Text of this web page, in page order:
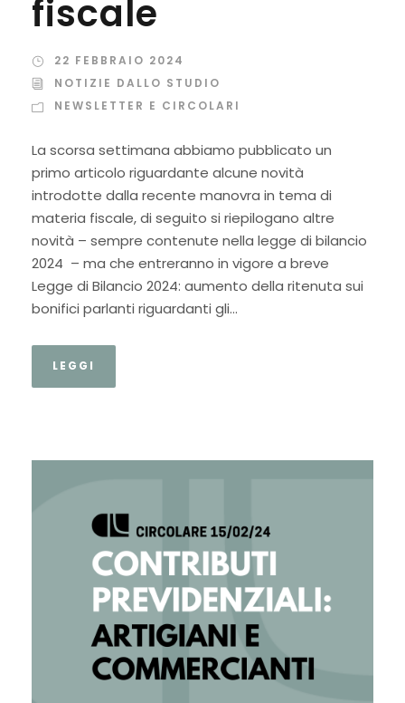
fiscale
22 FEBBRAIO 2024
NOTIZIE DALLO STUDIO
NEWSLETTER E CIRCOLARI
La scorsa settimana abbiamo pubblicato un
primo articolo riguardante alcune novità
introdotte dalla recente manovra in tema di
materia fiscale, di seguito si riepilogano altre
novità – sempre contenute nella leg­ge di bilancio
2024 – ma che entreranno in vigore a breve
Legge di Bilancio 2024: aumento della ritenuta sui
bonifici parlanti riguardanti gli...
LEGGI